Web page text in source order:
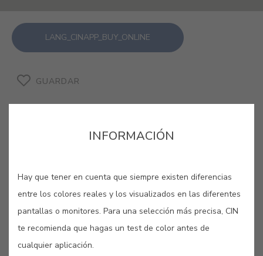
LANG_CINAPP_BUY_ONLINE
GUARDAR
En 1957, una erupción volcánica
transforma el Puente de los
Capelinhos, en la isla de Falai, un
INFORMACIÓN
Hay que tener en cuenta que siempre existen diferencias
entre los colores reales y los visualizados en las diferentes
pantallas o monitores. Para una selección más precisa, CIN
te recomienda que hagas un test de color antes de
cualquier aplicación.